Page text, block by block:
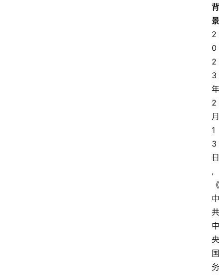
背
景
2
0
2
3
年
2
月
1
3
日
,
《
中
共
中
央
国
务